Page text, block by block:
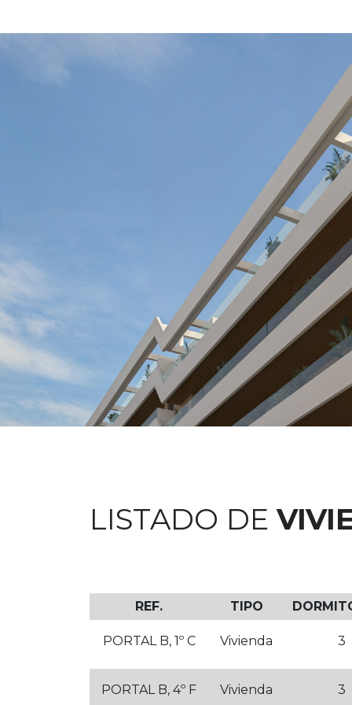
LISTADO DE
REF. TIPO
PORTAL B, 1º C Vivienda 3
PORTAL B, 4º F Vivienda 3